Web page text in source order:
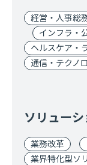
経営・人事総
インフラ・
ヘルスケア・
通信・テクノ
ソリュー
業務改革
業界特化型ソ